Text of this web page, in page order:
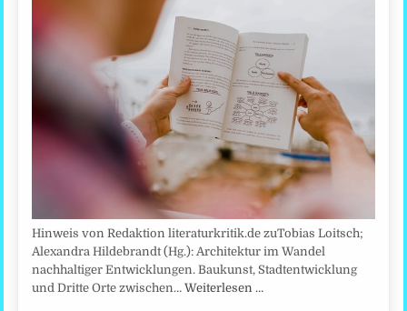
Hinweis von Redaktion literaturkritik.de zuTobias Loitsch;
Alexandra Hildebrandt (Hg.): Architektur im Wandel
nachhaltiger Entwicklungen. Baukunst, Stadtentwicklung
und Dritte Orte zwischen…Weiterlesen …